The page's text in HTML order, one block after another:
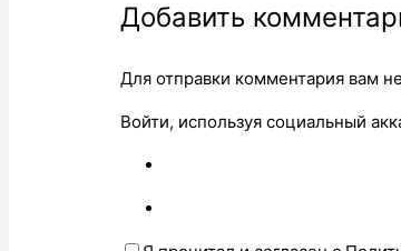
Добавить
Для отправки комментария вам
Войти, используя социальный